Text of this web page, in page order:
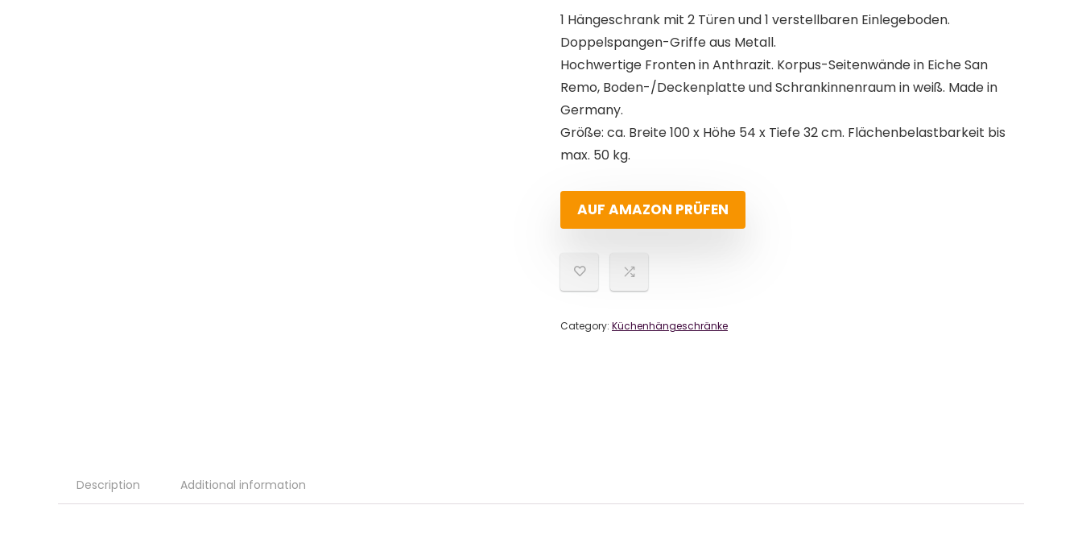
1 Hängeschrank mit 2 Türen und 1 verstellbaren Einlegeboden.
Doppelspangen-Griffe aus Metall.
Hochwertige Fronten in Anthrazit. Korpus-Seitenwände in Eiche San
Remo, Boden-/Deckenplatte und Schrankinnenraum in weiß. Made in
Germany.
Größe: ca. Breite 100 x Höhe 54 x Tiefe 32 cm. Flächenbelastbarkeit bis
max. 50 kg.
AUF AMAZON PRÜFEN
Category: Küchenhängeschränke
Description Additional information